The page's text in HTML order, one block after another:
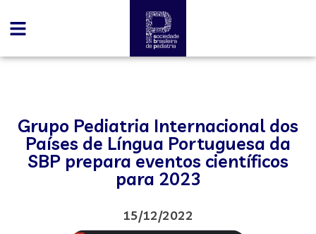
Grupo Pediatria Internacional dos
Países de Língua Portuguesa da
SBP prepara eventos científicos
para 2023
15/12/2022